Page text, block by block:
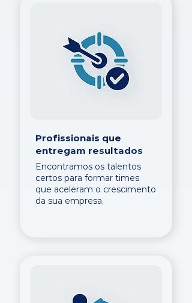
Profissionais que
entregam resultados
Encontramos os talentos
certos para formar times
que aceleram o crescimento
da sua empresa.